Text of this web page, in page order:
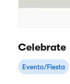
Celebrate
Evento/Fiesta